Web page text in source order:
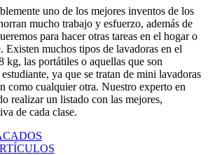
uno de los mejores inventos de los
mucho trabajo y esfuerzo, además de
para hacer otras tareas en el hogar o
Existen muchos tipos de lavadoras en el
kg, las portátiles o aquellas que son
ya que se tratan de mini lavadoras
como cualquier otra. Nuestro experto en
realizar un listado con las mejores,
de cada clase.